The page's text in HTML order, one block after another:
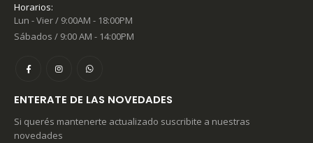
Horarios:
Lun - Vier / 9:00AM - 18:00PM
Sábados / 9:00 AM - 14:00PM
ENTERATE DE LAS NOVEDADES
Si querés mantenerte actualizado suscribite a nuestras
novedades